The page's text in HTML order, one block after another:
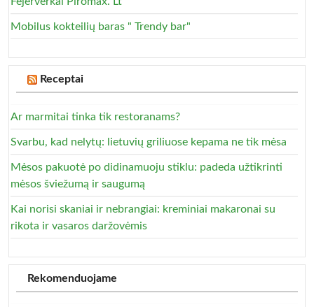
Mobilus kokteilių baras " Trendy bar"
Receptai
Ar marmitai tinka tik restoranams?
Svarbu, kad nelytų: lietuvių griliuose kepama ne tik mėsa
Mėsos pakuotė po didinamuoju stiklu: padeda užtikrinti
mėsos šviežumą ir saugumą
Kai norisi skaniai ir nebrangiai: kreminiai makaronai su
rikota ir vasaros daržovėmis
Rekomenduojame